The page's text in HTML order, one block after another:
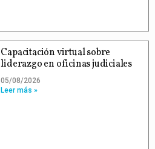
Capacitación virtual sobre
liderazgo en oficinas judiciales
05/08/2026
Leer más »